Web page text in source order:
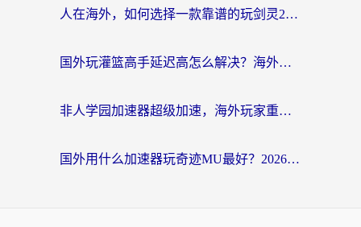
人在海外，如何选择一款靠谱的玩剑灵2加速器？
国外玩灌篮高手延迟高怎么解决？海外玩家国服游戏加速终极指南
非人学园加速器超级加速，海外玩家重返国服的通行证
国外用什么加速器玩奇迹MU最好？2026海外玩家国服游戏加速全攻略